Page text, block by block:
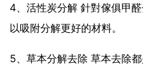
4、活性炭分解 針對傢俱甲
以吸附分解更好的材料。
5、草本分解去除 草本去除